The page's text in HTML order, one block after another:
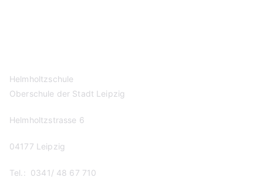
Helmholtzschule
Oberschule der Stadt Leipzig
Helmholtzstrasse 6
04177 Leipzig
Tel.: 0341/ 48 67 710